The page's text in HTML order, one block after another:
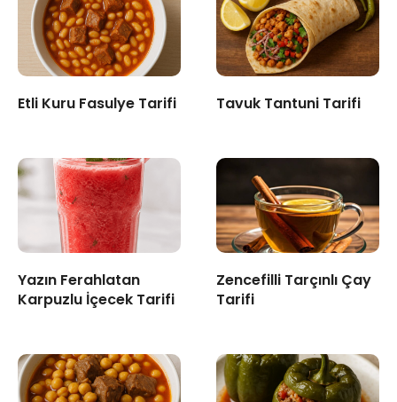
Etli Kuru Fasulye Tarifi Tavuk Tantuni Tarifi
Yazın Ferahlatan
Karpuzlu İçecek Tarifi
Zencefilli Tarçınlı Çay
Tarifi